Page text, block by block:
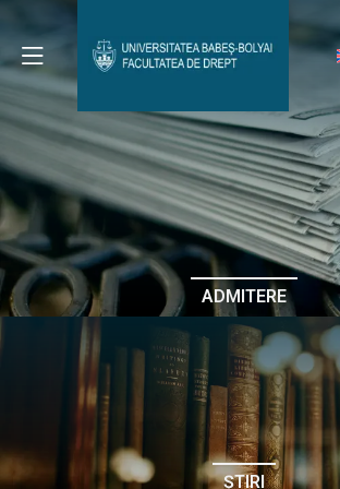
Avizier Studenți
Studii
Admitere
Erasmus & Internațional
Despre Facultate
ADMITERE
ȘTIRI